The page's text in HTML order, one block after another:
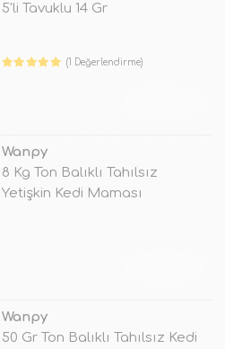
5'li Tavuklu 14 Gr
(1 Değerlendirme)
Wanpy
8 Kg Ton Balıklı Tahılsız
Yetişkin Kedi Maması
Wanpy
50 Gr Ton Balıklı Tahılsız Kedi